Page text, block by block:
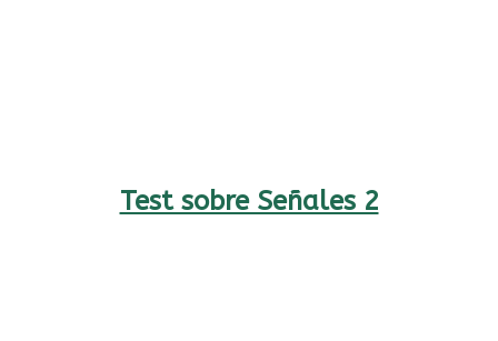
Test sobre Señales 2